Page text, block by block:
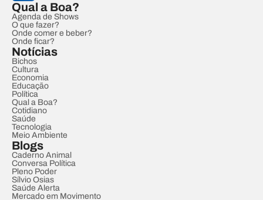
Qual a Boa?
Agenda de Shows
O que fazer?
Onde comer e beber?
Onde ficar?
Notícias
Bichos
Cultura
Economia
Educação
Política
Qual a Boa?
Cotidiano
Saúde
Tecnologia
Meio Ambiente
Blogs
Caderno Animal
Conversa Política
Pleno Poder
Sílvio Osias
Saúde Alerta
Mercado em Movimento